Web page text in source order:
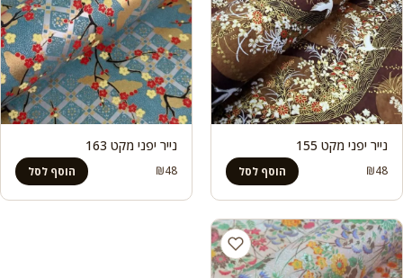
נייר יפני מקט 155
₪48 הוסף לסל
נייר יפני מקט 163
₪48 הוסף לסל